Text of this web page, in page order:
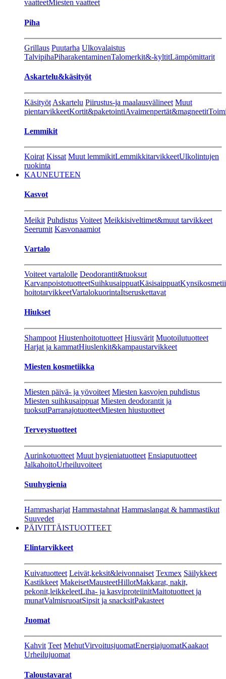
vaatteetMiesten vaatteet
Piha
Grillaus Puutarha Ulkovalaistus
TalvipihaPiharakentaminenTalomerkit&-kyltitLämpömittarit
Askartelu&käsityöt
Käsityöt Askartelu Piirustus-ja maalausvälineet Muut
pientarvikkeetKortit&paketointiAvaimenpertät&magneetit
Lemmikit
Koirat Kissat Muut lemmikitLemmikkitarvikkeetUlkolintujen
ruokinta
KAUNEUTEEN
Kasvot
Meikit Puhdistus Voiteet Meikkisiveltimet&muut tarvikkeet
Seerumit Kasvonaamiot
Vartalo
Voiteet vartalolle Deodorantit&tuoksut
KarvanpoistotuotteetSuihkusaippuatKäsisaippuat
hoitotarvikkeetVartalokuorintaItseruskettavat
Hiukset
Shampoot Hiustenhoitotuotteet Hiusvärit Muotoilutuotteet
Harjat ja kammatHiuslenkit&kampaustarvikkeet
Miesten kosmetiikka
Miesten päivä- ja yövoiteet Miesten kasvojen puhdistus
Miesten suihkusaippuat Miesten deodorantit ja
tuoksutParranajotuotteetMiesten hiustuotteet
Terveystuotteet
Aurinkotuotteet Muut hygieniatuotteet Ensiaputuotteet
JalkahoitoUrheiluvoiteet
Suuhygienia
Hammasharjat Hammastahnat Hammaslangat & hammastikut
Suuvedet
PÄIVITTÄISTUOTTEET
Elintarvikkeet
Kuivatuotteet Leivät,keksit&leivonnaiset Texmex Säilykkeet
Kastikkeet MakeisetMausteetHillotMakkarat, nakit,
pekonit,leikkeleetLiha- ja kasviproteiinitMaitotuotteet ja
munatValmisruoatSipsit ja snacksitPakasteet
Juomat
Kahvit Teet MehutVirvoitusjuomatEnergiajuomatKaakaot
Urheilujuomat
Taloustavarat